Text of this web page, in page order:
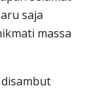
saja
massa
disambut